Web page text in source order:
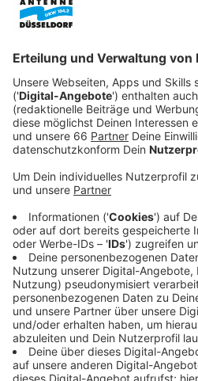
Veröffentlicht:
Doch dann beginnt er eine
seiner Assistentin. Als sie ihn
anklagt, bestreitet Whitehouse
und versucht, seine politische
Ehefrau Sophie (Sienna Miller)
seine Unschuld und stärkt ihm
Rücken. Doch da hat sich
Woodcroft (Michelle Dockery)
Fall verbissen und will die
Whitehouse pulverisieren…
Streaming-Dienst: Netflix
Anzeige